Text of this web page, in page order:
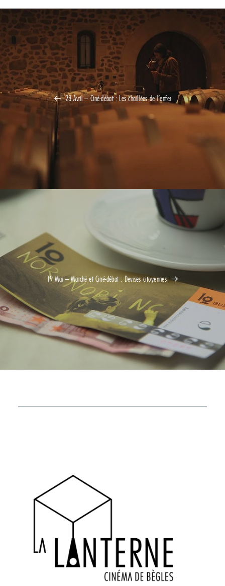
28 Avril – Ciné-débat : Les chaillées de l’enfer
19 Mai – Marché et Ciné-débat : Devises citoyennes